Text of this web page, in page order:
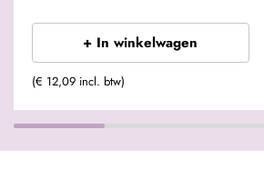
+ In winkelwagen
(€ 12,09 incl. btw)